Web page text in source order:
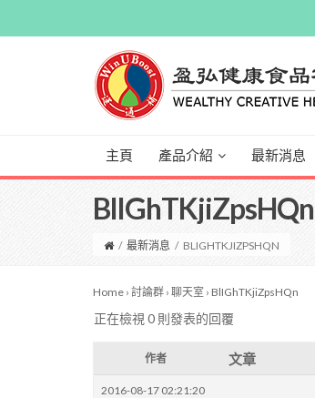
主頁 產品介紹 最新消息
BlIGhTKjiZpsHQn
/ 最新消息 / BLIGHTKJIZPSHQN
Home › 討論群 › 聊天室 › BlIGhTKjiZpsHQn
正在檢視 0 則發表的回覆
作者 文章
2016-08-17 02:21:20